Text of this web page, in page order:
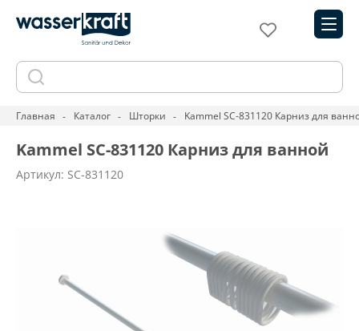
Главная Каталог Шторки Kammel SC-831120 Карниз для
Kammel SC-831120 Карниз для ванной
Артикул: SC-831120